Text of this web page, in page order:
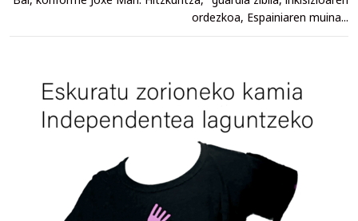
ordezkoa, Espainiaren muina...